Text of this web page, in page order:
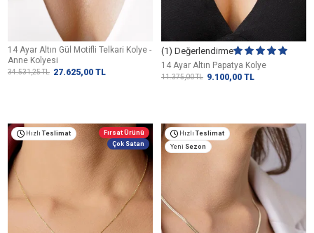
14 Ayar Altın Gül Motifli Telkari Kolye -
Anne Kolyesi
34.531,25TL 27.625,00 TL
(1) Değerlendirme
14 Ayar Altın Papatya Kolye
11.375,00TL 9.100,00 TL
Hızlı Teslimat
Fırsat Ürünü
Çok Satan
Hızlı Teslimat
Yeni Sezon